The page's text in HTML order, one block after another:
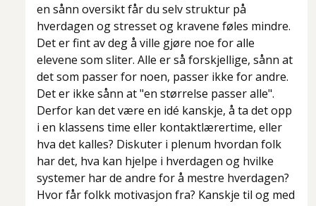
en sånn oversikt får du selv struktur på
hverdagen og stresset og kravene føles mindre.
Det er fint av deg å ville gjøre noe for alle
elevene som sliter. Alle er så forskjellige, sånn at
det som passer for noen, passer ikke for andre.
Det er ikke sånn at "en størrelse passer alle".
Derfor kan det være en idé kanskje, å ta det opp
i en klassens time eller kontaktlærertime, eller
hva det kalles? Diskuter i plenum hvordan folk
har det, hva kan hjelpe i hverdagen og hvilke
systemer har de andre for å mestre hverdagen?
Hvor får folkk motivasjon fra? Kanskje til og med